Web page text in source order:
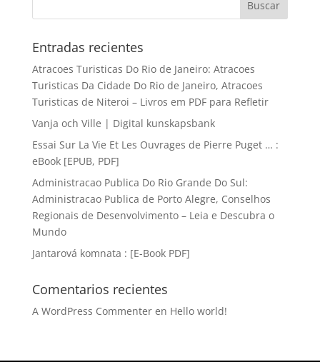
Entradas recientes
Atracoes Turisticas Do Rio de Janeiro: Atracoes
Turisticas Da Cidade Do Rio de Janeiro, Atracoes
Turisticas de Niteroi – Livros em PDF para Refletir
Vanja och Ville | Digital kunskapsbank
Essai Sur La Vie Et Les Ouvrages de Pierre Puget … :
eBook [EPUB, PDF]
Administracao Publica Do Rio Grande Do Sul:
Administracao Publica de Porto Alegre, Conselhos
Regionais de Desenvolvimento – Leia e Descubra o
Mundo
Jantarová komnata : [E-Book PDF]
Comentarios recientes
A WordPress Commenteren Hello world!